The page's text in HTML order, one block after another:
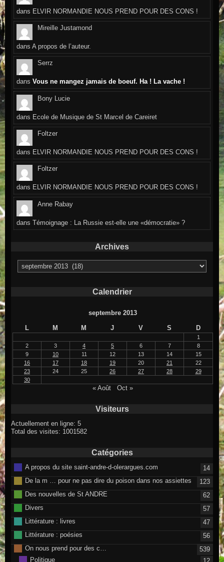
dans ELVIR NORMANDIE NOUS PREND POUR DES CONS !
Mireille Justamond
dansA propos de l’auteur.
Serrz
dansVous ne mangez jamais de boeuf. Ha ! La vache !
Bony Lucie
dans Ecole de Musique de St Marcel de Careiret
Foltzer
dans ELVIR NORMANDIE NOUS PREND POUR DES CONS !
Foltzer
dans ELVIR NORMANDIE NOUS PREND POUR DES CONS !
Anne Rabay
dansTémoignage : La Russie est-elle une «démocratie» ?
Archives
Archives
Calendrier
septembre 2013
L
M M J V S D
1
2
3 4 5 6 7
8
9
10 11 12 13 14
15
16
17 18 19 20 21
22
23
24 25 26 27 28
29
30
« Août Oct »
Visiteurs
Actuellement en ligne: 5
Total des visites: 1001582
Catégories
A propos du site saint-andre-d-olerargues.com
14
De la m … pour ne pas dire du poison dans nos assiettes
123
Des nouvelles de St ANDRE
62
Divers
57
Littérature : livres
47
Littérature : poésies
56
On nous prend pour des c…
539
Politique